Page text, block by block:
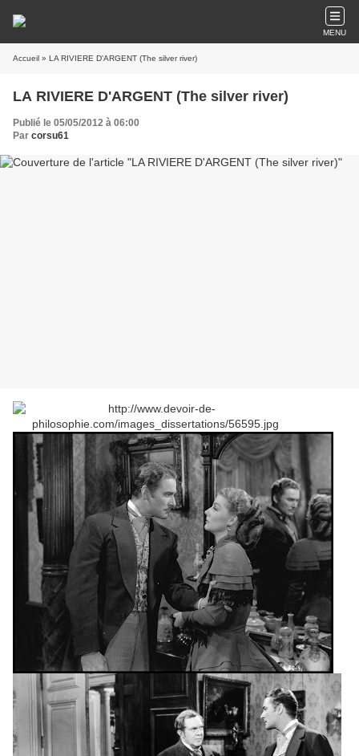
MENU
Accueil » LA RIVIERE D'ARGENT (The silver river)
LA RIVIERE D'ARGENT (The silver river)
Publié le 05/05/2012 à 06:00
Par corsu61